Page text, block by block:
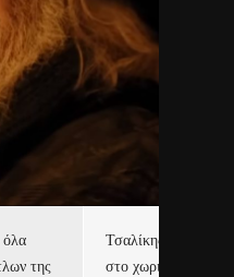
όλα
της
Τσαλίκης,
στο χωριό του Άι